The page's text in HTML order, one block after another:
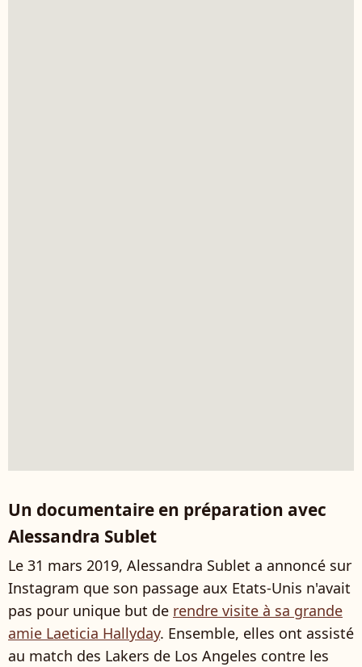
Un documentaire en préparation avec
Alessandra Sublet
Le 31 mars 2019, Alessandra Sublet a annoncé sur
Instagram que son passage aux Etats-Unis n'avait
pas pour unique but de rendre visite à sa grande
amie Laeticia Hallyday. Ensemble, elles ont assisté
au match des Lakers de Los Angeles contre les